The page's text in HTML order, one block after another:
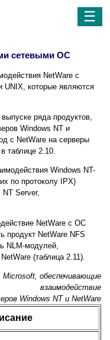
☰
сетевыми ОС
NetWare с
UNIX, которые являются
ряда продуктов,
Windows NT и
с NetWare на серверы
таблице 2.10.
Windows NT-
по протоколу IPX)
NT Server,
NetWare с ОС
продукт NetWare NFS
NLM-модулей,
(таблица 2.11).
обеспечивающие
взаимодействие
Windows NT и NetWare